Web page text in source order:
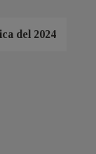
del 2024